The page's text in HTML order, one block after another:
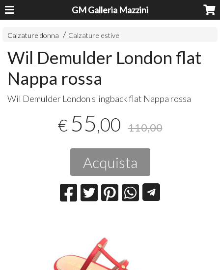
GM Galleria Mazzini
Calzature donna Calzature estive
Wil Demulder London flat
Nappa rossa
Wil Demulder London slingback flat Nappa rossa
€ 55,00 110,00
Acquista